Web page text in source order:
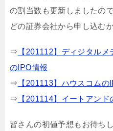
の割当数も更新しましたの
どの証券会社から申し込む
⇒ 【201112】ディジタル
のIPO情報
⇒ 【201113】ハウスコムの
⇒ 【201114】イートアンド
皆さんの初値予想もお待ち